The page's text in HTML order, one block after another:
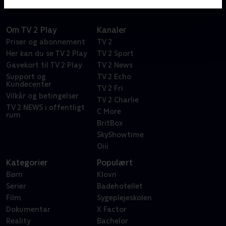
Om TV 2 Play
Priser og abonnement
Her kan du se TV 2 Play
Gavekort til TV 2 Play
Support og
Kundecenter
Vilkår og betingelser
TV 2 NEWS i offentligt
rum
Kanaler
TV 2
TV 2 Sport
TV 2 News
TV 2 Echo
TV 2 Fri
TV 2 Charlie
C More
BritBox
SkyShowtime
Oiii
Kategorier
Børn
Serier
Film
Dokumentar
Reality
Populært
Klovn
Badehotellet
Sygeplejeskolen
X Factor
Bachelor